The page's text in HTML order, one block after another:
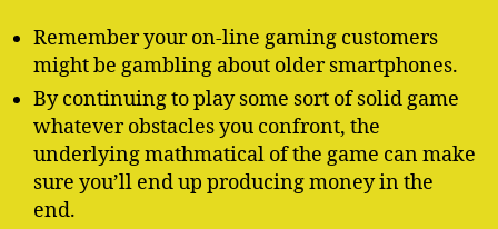
Remember your on-line gaming customers
might be gambling about older smartphones.
By continuing to play some sort of solid game
whatever obstacles you confront, the
underlying mathmatical of the game can make
sure you’ll end up producing money in the
end.